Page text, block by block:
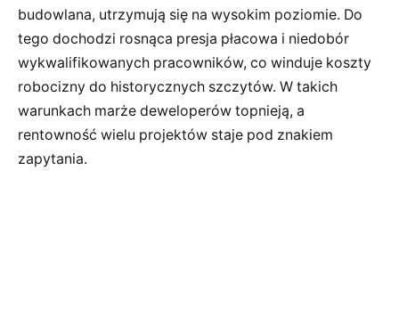
budowlana, utrzymują się na wysokim poziomie. Do
tego dochodzi rosnąca presja płacowa i niedobór
wykwalifikowanych pracowników, co winduje koszty
robocizny do historycznych szczytów. W takich
warunkach marże deweloperów topnieją, a
rentowność wielu projektów staje pod znakiem
zapytania.